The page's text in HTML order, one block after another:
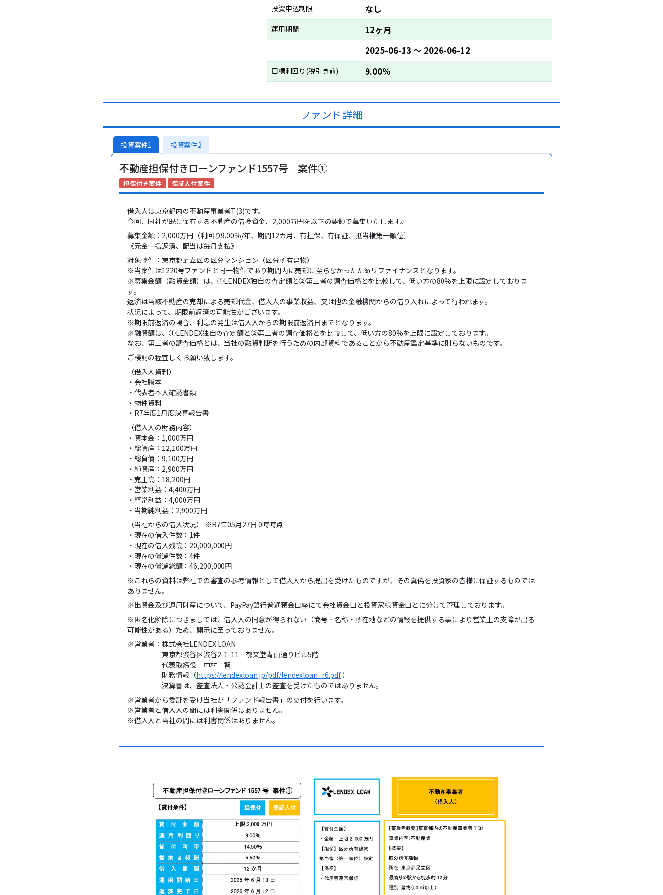
投資申込制限 なし
運用期間
12ヶ月
2025-06-13 〜 2026-06-12
目標利回り(税引き前) 9.00%
ファンド詳細
投資案件1 投資案件2
不動産担保付きローンファンド1557号 案件①
担保付き案件 保証人付案件
借入人は東京都内の不動産事業者T(3)です。
今回、同社が既に保有する不動産の借換資金、2,000万円を以下の要領で募集いたします。
募集金額：2,000万円（利回り9.00％/年、期間12カ月、有担保、有保証、抵当権第一順位）
《元金一括返済、配当は毎月支払》
対象物件：東京都足立区の区分マンション（区分所有建物）
※当案件は1220号ファンドと同一物件であり期間内に売却に至らなかったためリファイナンスとなります。
※募集金額（融資金額）は、①LENDEX独自の査定額と②第三者の調査価格とを比較して、低い方の80%を上限に設定しておりま
す。
返済は当該不動産の売却による売却代金、借入人の事業収益、又は他の金融機関からの借り入れによって行われます。
状況によって、期限前返済の可能性がございます。
※期限前返済の場合、利息の発生は借入人からの期限前返済日までとなります。
※融資額は、①LENDEX独自の査定額と②第三者の調査価格とを比較して、低い方の80%を上限に設定しております。
なお、第三者の調査価格とは、当社の融資判断を行うための内部資料であることから不動産鑑定基準に則らないものです。
ご検討の程宜しくお願い致します。
（借入人資料）
・会社謄本
・代表者本人確認書類
・物件資料
・R7年度1月度決算報告書
（借入人の財務内容）
・資本金：1,000万円
・総資産：12,100万円
・総負債：9,100万円
・純資産：2,900万円
・売上高：18,200円
・営業利益：4,400万円
・経常利益：4,000万円
・当期純利益：2,900万円
（当社からの借入状況） ※R7年05月27日 0時時点
・現在の借入件数：1件
・現在の借入残高：20,000,000円
・現在の償還件数：4件
・現在の償還総額：46,200,000円
※これらの資料は弊社での審査の参考情報として借入人から提出を受けたものですが、その真偽を投資家の皆様に保証するものでは
ありません。
※出資金及び運用財産について、PayPay銀行普通預金口座にて会社資金口と投資家様資金口とに分けて管理しております。
※匿名化解除につきましては、借入人の同意が得られない（商号・名称・所在地などの情報を提供する事により営業上の支障が出る
可能性がある）ため、開示に至っておりません。
※営業者：株式会社LENDEX LOAN
東京都渋谷区渋谷2-1-11 郁文堂青山通りビル5階
代表取締役 中村 智
財務情報（https://lendexloan.jp/pdf/lendexloan_r6.pdf）
決算書は、監査法人・公認会計士の監査を受けたものではありません。
※営業者から委託を受け当社が「ファンド報告書」の交付を行います。
※営業者と借入人の間には利害関係はありません。
※借入人と当社の間には利害関係はありません。